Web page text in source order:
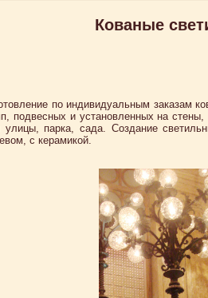
Кованые
по индивидуальным заказам
подвесных и установленных на стены,
улицы, парка, сада. Создание
с керамикой.